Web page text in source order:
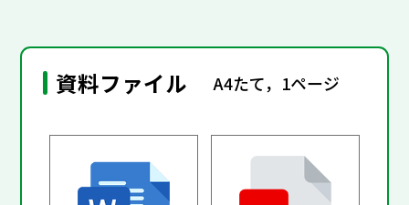
資料ファイル A4たて，1ページ